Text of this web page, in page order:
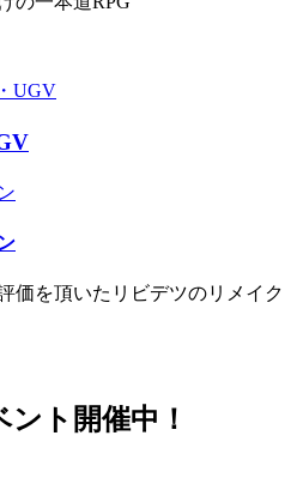
価を頂いたリビデツのリメイク
ト開催中！